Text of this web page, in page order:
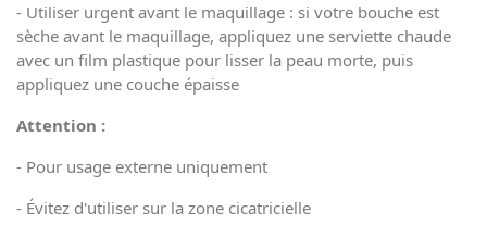
- Utiliser urgent avant le maquillage : si votre bouche est
sèche avant le maquillage, appliquez une serviette chaude
avec un film plastique pour lisser la peau morte, puis
appliquez une couche épaisse
Attention :
- Pour usage externe uniquement
- Évitez d'utiliser sur la zone cicatricielle